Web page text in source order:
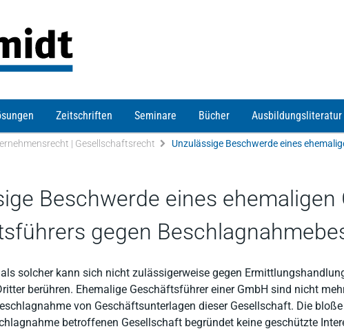
Zeitschriften Seminare Bücher Ausbildungsliteratur
| Gesellschaftsrecht
Beschwerde eines ehemaligen
gegen
solcher kann sich nicht zulässigerweise gegen
berühren. Ehemalige Geschäftsführer einer GmbH sind nicht
von Geschäftsunterlagen dieser Gesellschaft. Die
betroffenen Gesellschaft begründet keine geschützte